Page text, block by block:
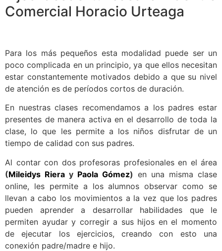
Comercial Horacio Urteaga
Para los más pequeños esta modalidad puede ser un
poco complicada en un principio, ya que ellos necesitan
estar constantemente motivados debido a que su nivel
de atención es de períodos cortos de duración.
En nuestras clases recomendamos a los padres estar
presentes de manera activa en el desarrollo de toda la
clase, lo que les permite a los niños disfrutar de un
tiempo de calidad con sus padres.
Al contar con dos profesoras profesionales en el área
(Mileidys Riera y Paola Gómez) en una misma clase
online, les permite a los alumnos observar como se
llevan a cabo los movimientos a la vez que los padres
pueden aprender a desarrollar habilidades que le
permiten ayudar y corregir a sus hijos en el momento
de ejecutar los ejercicios, creando con esto una
conexión padre/madre e hijo.